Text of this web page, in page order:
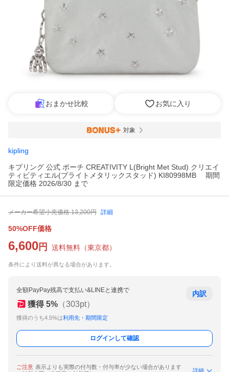
おまかせ比較 お気に入り
対象
kipling
キプリング 公式 ポーチ CREATIVITY L(Bright Met Stud) クリエイ
ティビティエル(ブライトメタリックスタッド) KI80998MB 期間
限定価格 2026/8/30 まで
メーカー希望小売価格 13,200円 詳細
50%OFF価格
6,600 円 送料無料 （東京都）
条件により送料が異なる場合があります。
全額PayPay残高で支払い&LINEと連携で
獲得 5% （303pt）
獲得のうち4.5%は利用先・期間限定
内訳
ログインして確認
ご注意 表示よりも実際の付与数・付与率が少ない場合があります
詳細